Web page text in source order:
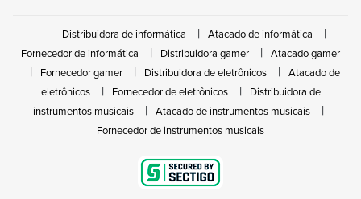
Distribuidora de informática
Atacado de informática
Fornecedor de informática
Distribuidora gamer
Atacado gamer
Fornecedor gamer
Distribuidora de eletrônicos
Atacado de
eletrônicos
Fornecedor de eletrônicos
Distribuidora de
instrumentos musicais
Atacado de instrumentos musicais
Fornecedor de instrumentos musicais